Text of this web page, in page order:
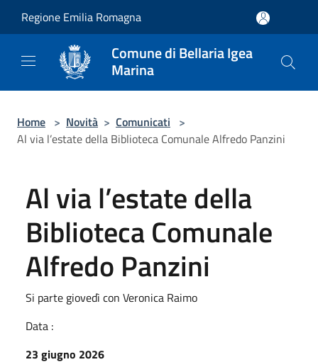
Regione Emilia Romagna
Comune di Bellaria Igea
Marina
Home > Novità > Comunicati >
Al via l’estate della Biblioteca Comunale Alfredo Panzini
Al via l’estate della
Biblioteca Comunale
Alfredo Panzini
Si parte giovedì con Veronica Raimo
Data :
23 giugno 2026